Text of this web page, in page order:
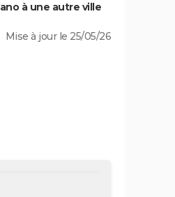
à une autre ville
Mise à jour le 25/05/26